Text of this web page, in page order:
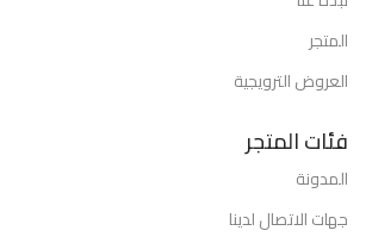
المتجر
العروض الترويجية
فئات المتجر
المدونة
جهات الاتصال لدينا